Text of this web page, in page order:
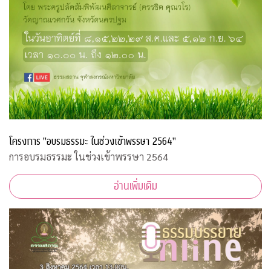
โครงการ "อบรมธรรมะ ในช่วงเข้าพรรษา 2564"
การอบรมธรรมะ ในช่วงเข้าพรรษา 2564
อ่านเพิ่มเติม